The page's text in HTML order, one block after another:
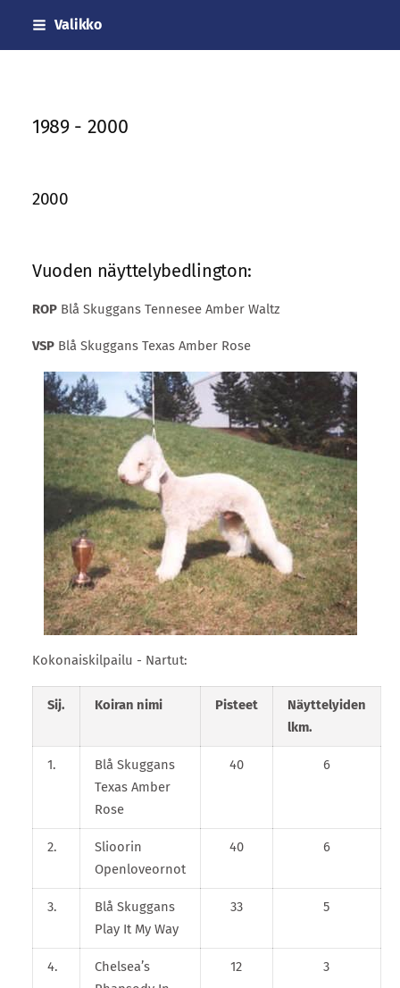
Siirry
Valikko
1989 - 2000
2000
Vuoden näyttelybedlington:
ROPBlå Skuggans Tennesee Amber Waltz
VSPBlå Skuggans Texas Amber Rose
Kokonaiskilpailu - Nartut:
Sij. Koiran nimi Pisteet
Näyttelyiden
lkm.
1.
Blå Skuggans
Texas Amber
Rose
40 6
2.
Slioorin
Openloveornot
40 6
3.
Blå Skuggans
Play It My Way
33 5
4.
Chelsea’s
12 3